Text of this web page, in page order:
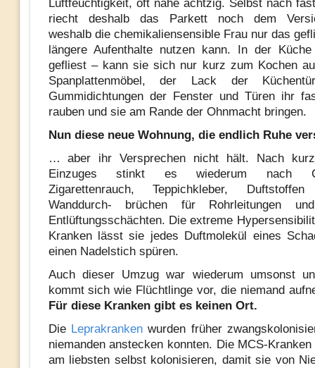
Luftfeuchtigkeit, oft nahe achtzig. Selbst nach
riecht deshalb das Parkett noch dem
weshalb die chemikaliensensible Frau nur das
längere Aufenthalte nutzen kann. In der
gefliest – kann sie sich nur kurz zum Kochen
Spanplattenmöbel, der Lack der
Gummidichtungen der Fenster und Türen ihr
rauben und sie am Rande der Ohnmacht bringen.
Nun diese neue Wohnung, die endlich Ruhe
… aber ihr Versprechen nicht hält. Nach
Einzuges stinkt es wiederum nach
Zigarettenrauch, Teppichkleber,
Wanddurch- brüchen für Rohrleitungen
Entlüftungsschächten. Die extreme
Kranken lässt sie jedes Duftmolekül eines
einen Nadelstich spüren.
Auch dieser Umzug war wiederum umsonst
kommt sich wie Flüchtlinge vor, die niemand
Für diese Kranken gibt es keinen Ort.
Die Leprakrankenwurden früher
niemanden anstecken konnten. Die MCS-
am liebsten selbst kolonisieren, damit sie von